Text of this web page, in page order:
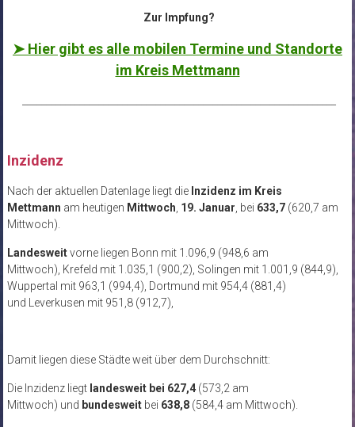
Zur Impfung?
➤ Hier gibt es alle mobilen Termine und Standorte
im Kreis Mettmann
Inzidenz
Nach der aktuellen Datenlage liegt die Inzidenz im Kreis
Mettmann am heutigen Mittwoch, 19. Januar, bei 633,7 (620,7 am
Mittwoch).
Landesweitvorne liegen Bonn mit 1.096,9 (948,6 am
Mittwoch), Krefeld mit 1.035,1 (900,2), Solingen mit 1.001,9 (844,9),
Wuppertal mit 963,1 (994,4), Dortmund mit 954,4 (881,4)
und Leverkusen mit 951,8 (912,7),
Damit liegen diese Städte weit über dem Durchschnitt:
Die Inzidenz liegtlandesweit bei 627,4 (573,2 am
Mittwoch) und bundesweitbei 638,8 (584,4 am Mittwoch).